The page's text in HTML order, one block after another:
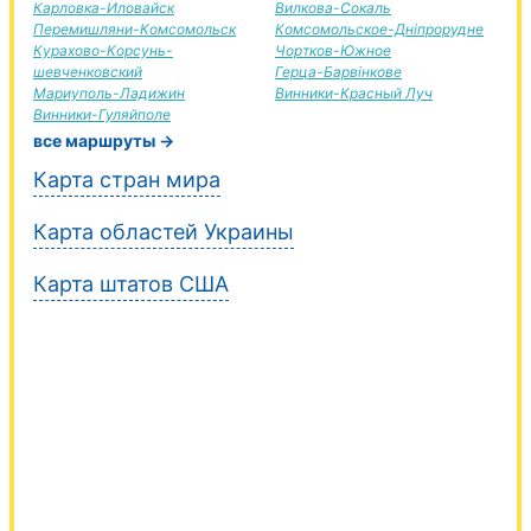
Карловка-Иловайск
Перемишляни-Комсомольск
Курахово-Корсунь-
шевченковский
Мариуполь-Ладижин
Винники-Гуляйполе
Вилкова-Сокаль
Комсомольское-Дніпрорудне
Чортков-Южное
Герца-Барвінкове
Винники-Красный Луч
все маршруты →
Карта стран мира
Карта областей Украины
Карта штатов США